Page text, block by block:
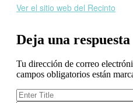
Ver el sitio web del Recinto
Deja una respuesta
Tu dirección de correo
campos obligatorios están